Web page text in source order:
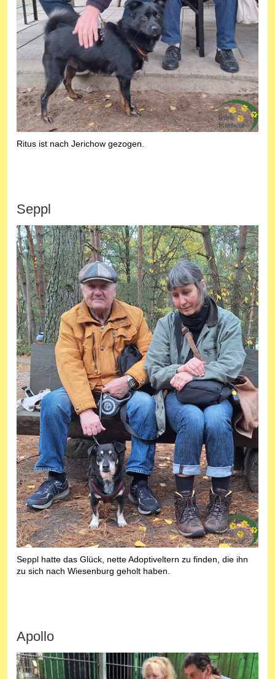
Ritus ist nach Jerichow gezogen.
Seppl
Seppl hatte das Glück, nette Adoptiveltern zu finden, die ihn
zu sich nach Wiesenburg geholt haben.
Apollo